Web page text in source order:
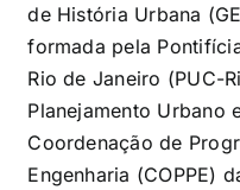
de História Urbana
formada pela
Rio de Janeiro (PUC-
Planejamento Urbano
Coordenação de
Engenharia (COPPE)